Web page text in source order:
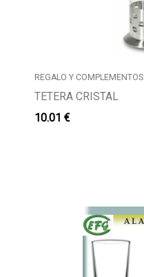
REGALO Y COMPLEMENTOS
TETERA CRISTAL
10.01 €